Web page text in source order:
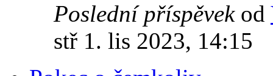
Poslední příspěvekod
stř 1. lis 2023, 14:15